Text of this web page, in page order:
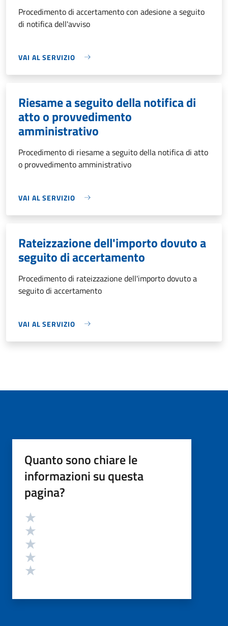
Procedimento di accertamento con adesione a seguito
di notifica dell'avviso
VAI AL SERVIZIO
Riesame a seguito della notifica di
atto o provvedimento
amministrativo
Procedimento di riesame a seguito della notifica di atto
o provvedimento amministrativo
VAI AL SERVIZIO
Rateizzazione dell'importo dovuto a
seguito di accertamento
Procedimento di rateizzazione dell'importo dovuto a
seguito di accertamento
VAI AL SERVIZIO
Quanto sono chiare le
informazioni su questa
pagina?
Valutazione